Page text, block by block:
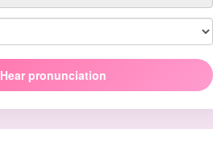
Hear pronunciation